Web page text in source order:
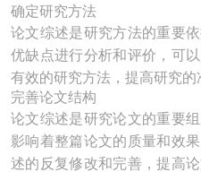
确定研究方法
论文综述是研究方法的重要
优缺点进行分析和评价，可
有效的研究方法，提高研究的
完善论文结构
论文综述是研究论文的重要
影响着整篇论文的质量和效
述的反复修改和完善，提高